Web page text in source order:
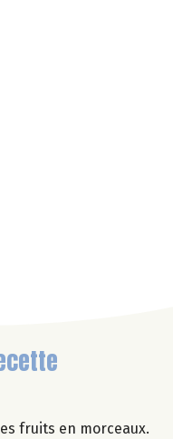
fruits en morceaux.